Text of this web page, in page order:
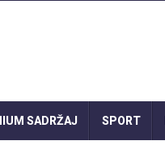
SADRŽAJ SPORT